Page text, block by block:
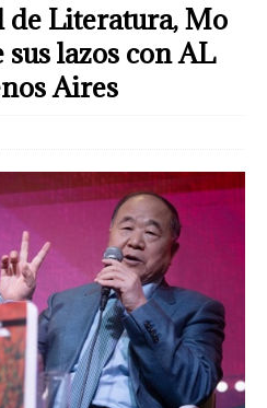
de Literatura, Mo
lazos con AL
Aires